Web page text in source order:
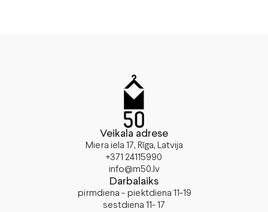
Veikala adrese
Miera iela 17, Rīga, Latvija
+371 24115990
info@m50.lv
Darbalaiks
pirmdiena - piektdiena 11-19
sestdiena 11- 17